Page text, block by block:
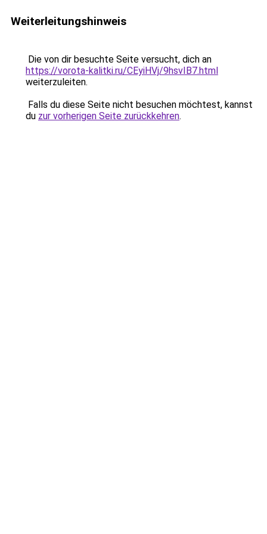
Weiterleitungshinweis
Die von dir besuchte Seite versucht, dich an
https://vorota-kalitki.ru/CEyiHVj/9hsvIB7.html
weiterzuleiten.
Falls du diese Seite nicht besuchen möchtest, kannst
du zur vorherigen Seite zurückkehren.